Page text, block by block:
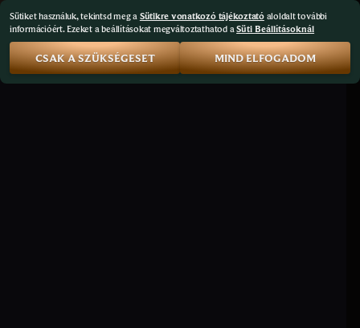
Sütiket használuk, tekintsd meg a Sütikre vonatkozó tájékoztatóaloldalt további
információért. Ezeket a beállításokat megváltoztathatod aSüti Beállításoknál
CSAK A SZÜKSÉGESET MIND ELFOGADOM